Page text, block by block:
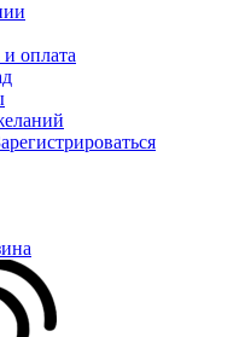
и оплата